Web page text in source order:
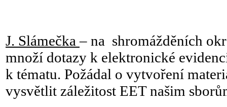
J. Slámečka– na shromážděních
množí dotazy k elektronické
k tématu. Požádal o vytvoření
vysvětlit záležitost EET našim